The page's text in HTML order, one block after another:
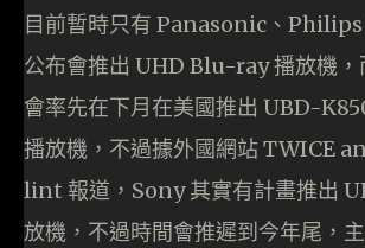
目前暫時只有 Panasonic、
公布會推出 UHD Blu-ray 播放機
會率先在下月在美國推出 UBD-
播放機，不過據外國網站 TWICE
lint 報道，Sony 其實有計畫推出
放機，不過時間會推遲到今年尾，